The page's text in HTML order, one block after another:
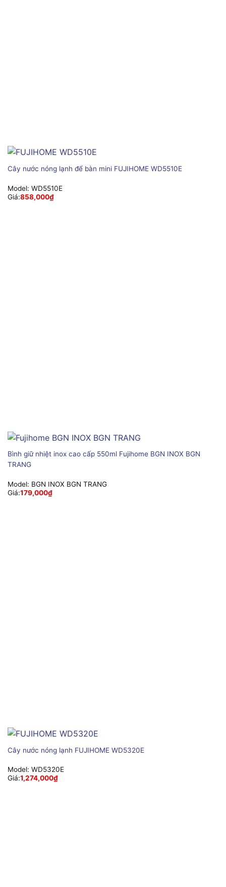
Cây nước nóng lạnh để bàn mini FUJIHOME WD5510E
Model: WD5510E
Giá:858,000₫
Bình giữ nhiệt inox cao cấp 550ml Fujihome BGN INOX BGN
TRANG
Model: BGN INOX BGN TRANG
Giá:179,000₫
Cây nước nóng lạnh FUJIHOME WD5320E
Model: WD5320E
Giá:1,274,000₫